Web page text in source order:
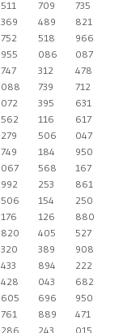
511 709
735
369 489
821
752 518
966
955 086
087
747 312
478
088 739
712
072 395
631
562 116
617
279 506
047
749 184
950
067 568
167
992 253
861
506 154
250
176 126
880
820 405
527
320 389
908
433 894
222
428 043
682
605 696
950
761 889
471
286 243 015